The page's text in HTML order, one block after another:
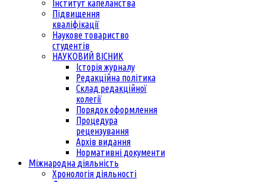
Інститут капеланства
Підвищення
кваліфікації
Наукове товариство
студентів
НАУКОВИЙ ВІСНИК
Історія журналу
Редакційна політика
Склад редакційної
колегії
Порядок оформлення
Процедура
рецензування
Архів видання
Нормативні документи
Міжнародна діяльність
Хронологія діяльності